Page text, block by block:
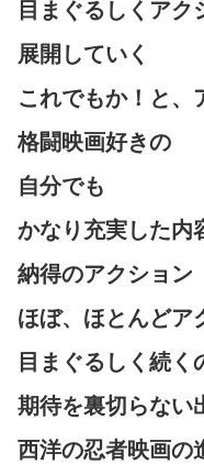
目まぐるしくアク
展開していく
これでもか！と、
格闘映画好きの
自分でも
かなり充実した内
納得のアクション
ほぼ、ほとんどア
目まぐるしく続く
期待を裏切らない
西洋の忍者映画の